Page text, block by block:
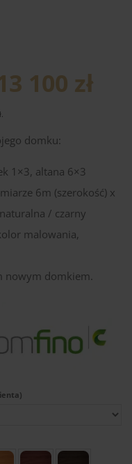
100 zł
domku:
1×3, altana 6×3
6m (szerokość) x
/ czarny
malowania,
nowym domkiem.